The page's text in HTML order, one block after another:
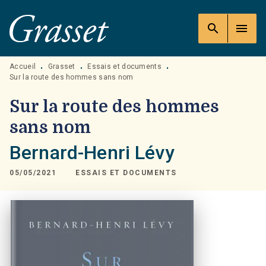
MENU RECHERCHE
PIED DE PAGE
search menu
Accueil • Grasset • Essais et documents
•
Sur la route des hommes sans nom
Sur la route des hommes
sans nom
Bernard-Henri Lévy
05/05/2021 ESSAIS ET DOCUMENTS